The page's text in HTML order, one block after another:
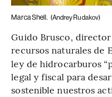
Marca Shell. (Andrey Rudakov)
Guido Brusco,
recursos naturales de
ley de hidrocarburos
legal y fiscal para
sostenible nuestros